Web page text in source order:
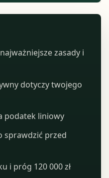
zasady i
dotyczy twojego
podatek liniowy
sprawdzić przed
i próg 120 000 zł